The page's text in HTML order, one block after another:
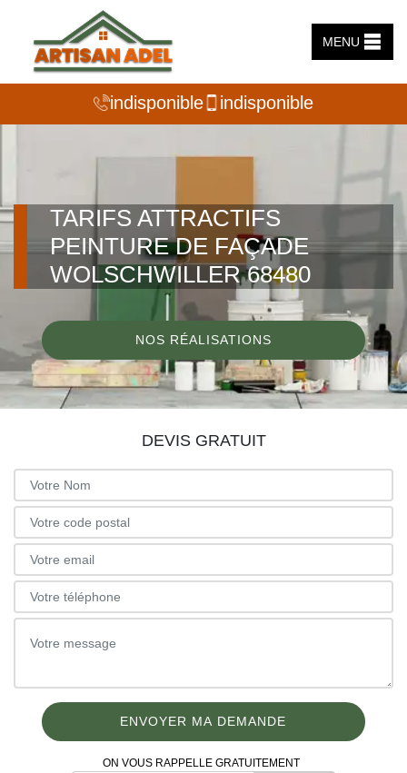
MENU
indisponible indisponible
TARIFS ATTRACTIFS
PEINTURE DE FAÇADE
WOLSCHWILLER 68480
NOS RÉALISATIONS
DEVIS GRATUIT
ON VOUS RAPPELLE GRATUITEMENT